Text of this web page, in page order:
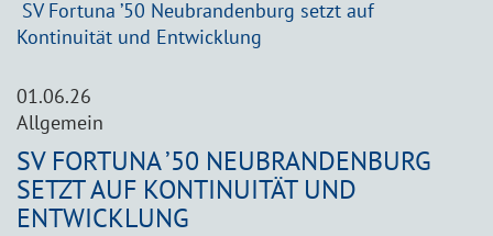
SV Fortuna ’50 Neubrandenburg setzt auf
Kontinuität und Entwicklung
01.06.26
Allgemein
SV FORTUNA ’50 NEUBRANDENBURG
SETZT AUF KONTINUITÄT UND
ENTWICKLUNG